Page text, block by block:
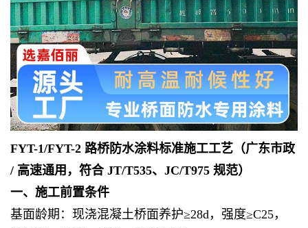
FYT-1/FYT-2 路桥防水涂料标准施工工艺（广东市政
/ 高速通用，符合 JT/T535、JC/T975 规范）
一、施工前置条件
基面龄期：现浇混凝土桥面养护≥28d，强度≥C25，